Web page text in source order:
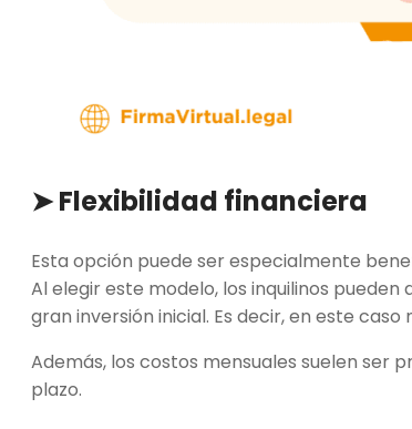
➤ Flexibilidad financiera
Esta opción puede ser especialmente
Al elegir este modelo, los inquilinos
gran inversión inicial. Es decir, en este
Además, los costos mensuales suelen ser
plazo.